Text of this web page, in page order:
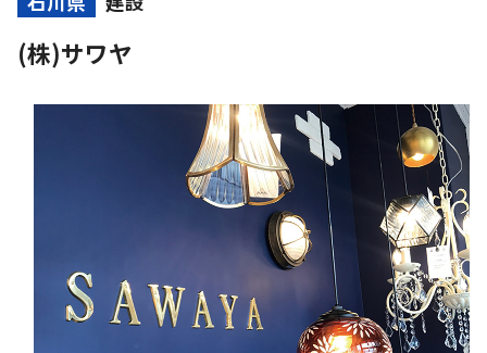
優良企業サイト
会社案内
商品・サービス
導入事例
採用情報
(株)サワヤ